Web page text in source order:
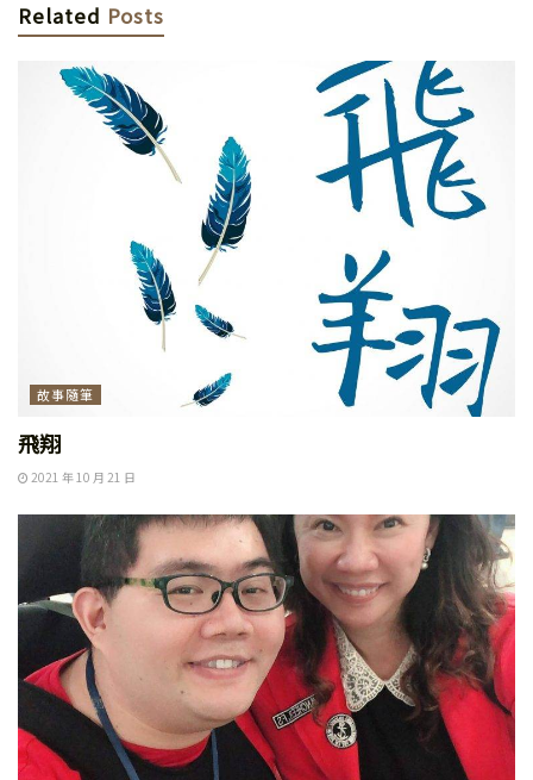
Related Posts
故事隨筆
飛翔
2021 年 10 月 21 日